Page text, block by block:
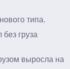
типа.
груза
выросла на